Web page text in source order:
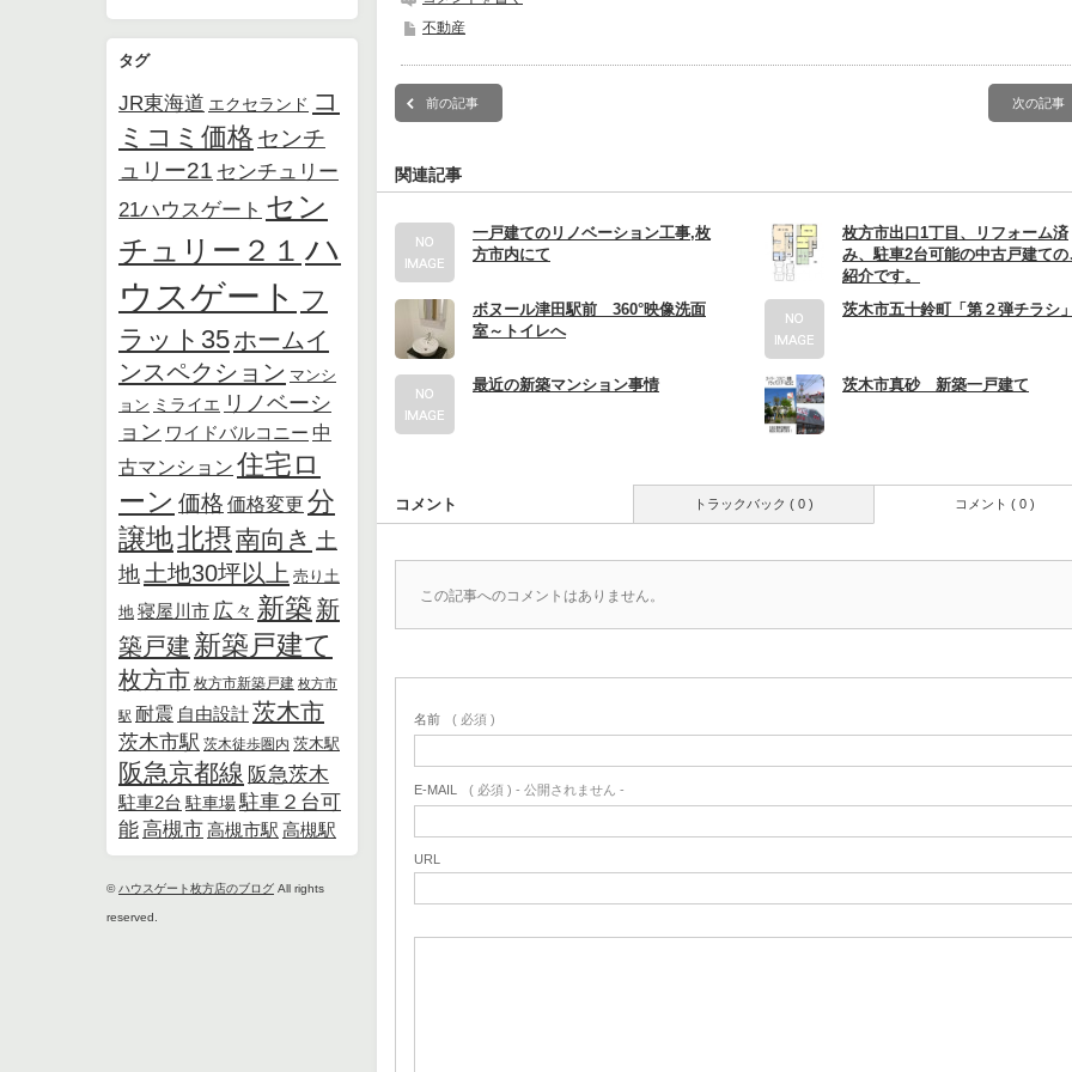
タグ
JR東海道 エクセランド コ
ミコミ価格 センチ
ュリー21 センチュリー
21ハウスゲート セン
チュリー２１ ハ
ウスゲート フ
ラット35ホームイ
ンスペクション マンシ
ョン ミライエ リノベーシ
ョン ワイドバルコニー 中
古マンション 住宅ロ
ーン 価格 価格変更 分
譲地北摂南向き 土
地 土地30坪以上 売り土
地 寝屋川市 広々 新築 新
築戸建 新築戸建て
枚方市 枚方市新築戸建 枚方市
駅 耐震 自由設計茨木市
茨木市駅 茨木徒歩圏内 茨木駅
阪急京都線 阪急茨木
駐車2台 駐車場駐車２台可
能高槻市高槻市駅 高槻駅
©ハウスゲート枚方店のブログ All rights
reserved.
不動産
前の記事 次の記事
関連記事
一戸建てのリノベーション工事,枚
方市内にて
枚方市出口1丁目、リフォーム済
み、駐車2台可能の中古戸建ての
紹介です。
ボヌール津田駅前 360°映像洗面
室～トイレへ
茨木市五十鈴町「第２弾チラシ
最近の新築マンション事情 茨木市真砂 新築一戸建て
コメント トラックバック ( 0 ) コメント ( 0 )
この記事へのコメントはありません。
名前 ( 必須 )
E-MAIL ( 必須 ) - 公開されません -
URL